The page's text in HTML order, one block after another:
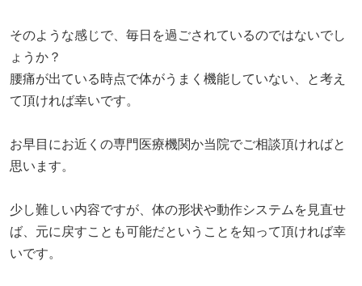
そのような感じで、毎日を過ごされているのではないでし
ょうか？
腰痛が出ている時点で体がうまく機能していない、と考え
て頂ければ幸いです。
お早目にお近くの専門医療機関か当院でご相談頂ければと
思います。
少し難しい内容ですが、体の形状や動作システムを見直せ
ば、元に戻すことも可能だということを知って頂ければ幸
いです。